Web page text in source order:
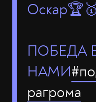
ПОБЕДА
НАМИ
рагрома